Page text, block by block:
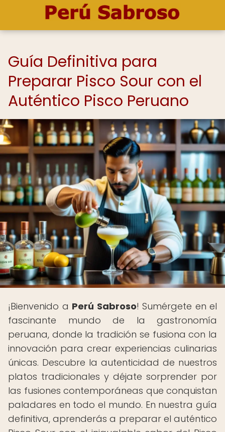
Guía Definitiva para
Preparar Pisco Sour con el
Auténtico Pisco Peruano
¡Bienvenido a Perú Sabroso! Sumérgete en el
fascinante mundo de la gastronomía
peruana, donde la tradición se fusiona con la
innovación para crear experiencias culinarias
únicas. Descubre la autenticidad de nuestros
platos tradicionales y déjate sorprender por
las fusiones contemporáneas que conquistan
paladares en todo el mundo. En nuestra guía
definitiva, aprenderás a preparar el auténtico